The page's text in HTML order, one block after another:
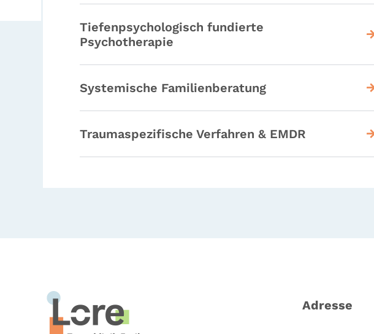
Tiefenpsychologisch fundierte
Psychotherapie
Systemische Familienberatung
Traumaspezifische Verfahren & EMDR
Adresse